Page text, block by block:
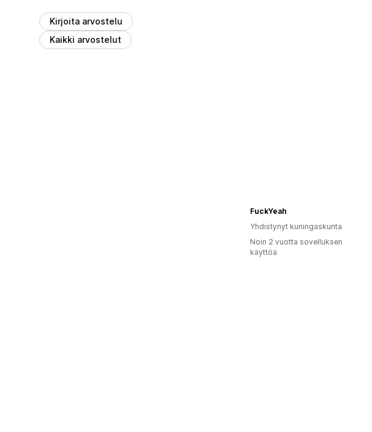
Kirjoita arvostelu
Kaikki arvostelut
FuckYeah
Yhdistynyt kuningaskunta
Noin 2 vuotta sovelluksen
käyttöä